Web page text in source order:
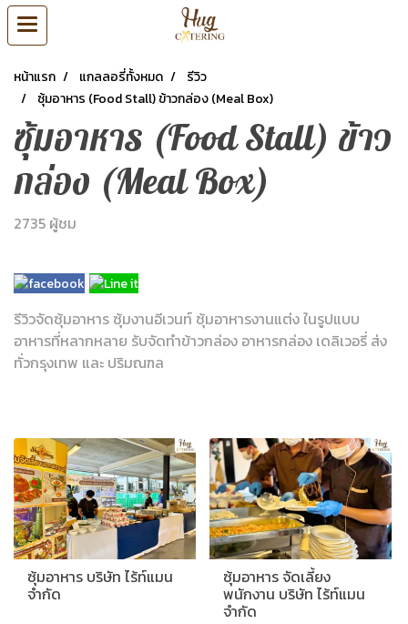
หน้าแรก แกลลอรี่ทั้งหมด
รีวิว
ซุ้มอาหาร (Food Stall) ข้าวกล่อง (Meal Box)
ซุ้มอาหาร (Food Stall) ข้าว
กล่อง (Meal Box)
2735 ผู้ชม
รีวิวจัดซุ้มอาหาร ซุ้มงานอีเวนท์ ซุ้มอาหารงานแต่ง ในรูปแบบ
อาหารที่หลากหลาย รับจัดทำข้าวกล่อง อาหารกล่อง เดลิเวอรี่ ส่ง
ทั่วกรุงเทพ และ ปริมณฑล
ซุ้มอาหาร บริษัท ไร้ท์แมน
จำกัด
ซุ้มอาหาร จัดเลี้ยง
พนักงาน บริษัท ไร้ท์แมน
จำกัด